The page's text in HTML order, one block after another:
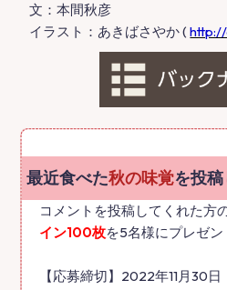
文：本間秋彦
イラスト：あきばさやか (
最近食べた秋の味覚を投
コメントを投稿してくれた方
イン100枚を5名様にプレゼン
【応募締切】2022年11月30日